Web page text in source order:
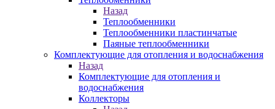
Назад
Теплообменники
Теплообменники пластинчатые
Паяные теплообменники
Комплектующие для отопления и водоснабжения
Назад
Комплектующие для отопления и
водоснабжения
Коллекторы